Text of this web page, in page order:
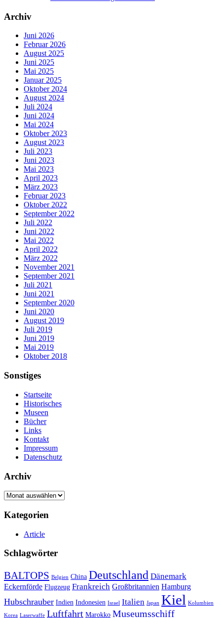
Archiv
Juni 2026
Februar 2026
August 2025
Juni 2025
Mai 2025
Januar 2025
Oktober 2024
August 2024
Juli 2024
Juni 2024
Mai 2024
Oktober 2023
August 2023
Juli 2023
Juni 2023
Mai 2023
April 2023
März 2023
Februar 2023
Oktober 2022
September 2022
Juli 2022
Juni 2022
Mai 2022
April 2022
März 2022
November 2021
September 2021
Juli 2021
Juni 2021
September 2020
Juni 2020
August 2019
Juli 2019
Juni 2019
Mai 2019
Oktober 2018
Sonstiges
Startseite
Historisches
Museen
Bücher
Links
Kontakt
Impressum
Datenschutz
Archiv
Archiv
Kategorien
Article
Schlagwörter
BALTOPS Belgien China Deutschland Dänemark
Eckernförde Flugzeug Frankreich Großbritannien Hamburg
Hubschrauber Indien Indonesien Israel Italien Japan Kiel Kolumbien
Korea Laserwaffe Luftfahrt Marokko Museumsschiff